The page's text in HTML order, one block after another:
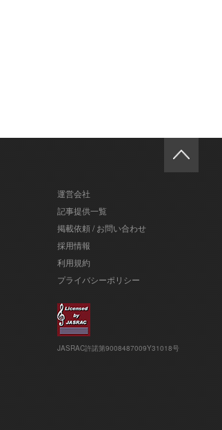
運営会社
記事提供一覧
掲載依頼 / お問い合わせ
採用情報
利用規約
プライバシーポリシー
JASRAC許諾第9008487009Y31018号